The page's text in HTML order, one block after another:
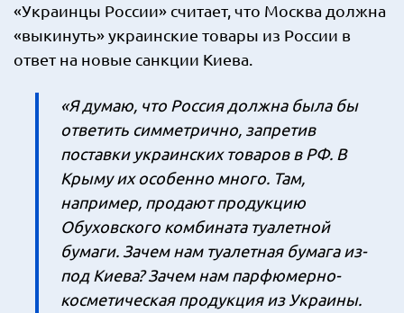
«Украинцы России» считает, что Москва должна
«выкинуть» украинские товары из России в
ответ на новые санкции Киева.
«Я думаю, что Россия должна была бы
ответить симметрично, запретив
поставки украинских товаров в РФ. В
Крыму их особенно много. Там,
например, продают продукцию
Обуховского комбината туалетной
бумаги. Зачем нам туалетная бумага из-
под Киева? Зачем нам парфюмерно-
косметическая продукция из Украины.